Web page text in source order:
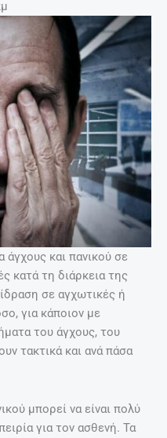
άγχους και πανικού σε
κατά τη διάρκεια της
σε αγχωτικές ή
για κάποιον με
του άγχους, του
τακτικά και ανά πάσα
μπορεί να είναι πολύ
για τον ασθενή. Τα